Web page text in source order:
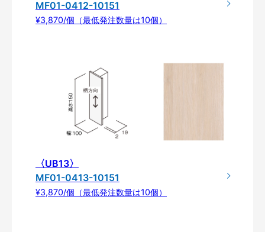
MF01-0412-10151
¥3,870/個（最低発注数量は10個）
〈UB13〉
MF01-0413-10151
¥3,870/個（最低発注数量は10個）